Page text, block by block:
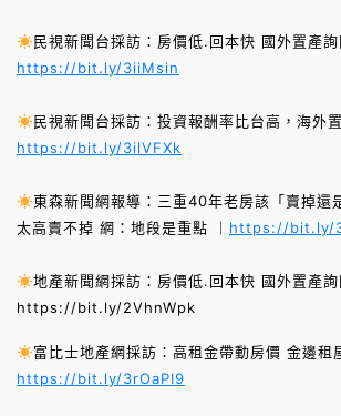
民視新聞台採訪：房價低.回本快 國外置產詢
https://bit.ly/3iiMsin
民視新聞台採訪：投資報酬率比台高，海外
https://bit.ly/3ilVFXk
東森新聞網報導：三重40年老房該「賣掉還
太高賣不掉 網：地段是重點 ｜ https://bit.ly/
地產新聞網採訪：房價低.回本快 國外置產詢
https://bit.ly/2VhnWpk
富比士地產網採訪：高租金帶動房價 金邊租
https://bit.ly/3rOaPI9